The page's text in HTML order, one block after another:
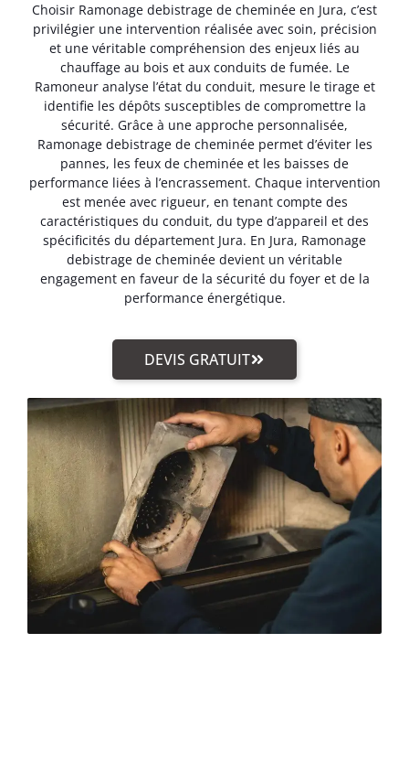
Choisir Ramonage debistrage de cheminée en Jura, c’est
privilégier une intervention réalisée avec soin, précision
et une véritable compréhension des enjeux liés au
chauffage au bois et aux conduits de fumée. Le
Ramoneur analyse l’état du conduit, mesure le tirage et
identifie les dépôts susceptibles de compromettre la
sécurité. Grâce à une approche personnalisée,
Ramonage debistrage de cheminée permet d’éviter les
pannes, les feux de cheminée et les baisses de
performance liées à l’encrassement. Chaque intervention
est menée avec rigueur, en tenant compte des
caractéristiques du conduit, du type d’appareil et des
spécificités du département Jura. En Jura, Ramonage
debistrage de cheminée devient un véritable
engagement en faveur de la sécurité du foyer et de la
performance énergétique.
DEVIS GRATUIT